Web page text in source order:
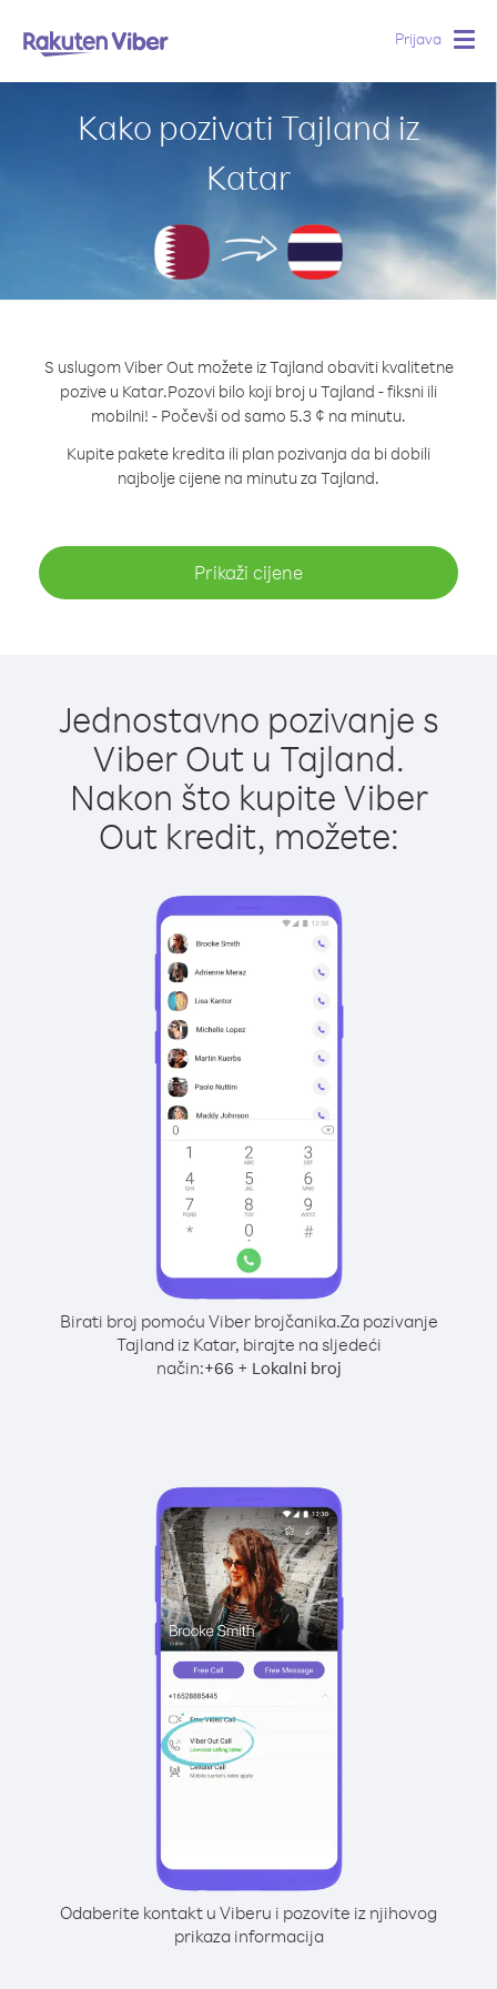
Prijava
Kako pozivati Tajland iz
Katar
S uslugom Viber Out možete iz Tajland obaviti kvalitetne
pozive u Katar.Pozovi bilo koji broj u Tajland - fiksni ili
mobilni! - Počevši od samo 5.3 ¢ na minutu.
Kupite pakete kredita ili plan pozivanja da bi dobili
najbolje cijene na minutu za Tajland.
Prikaži cijene
Jednostavno pozivanje s
Viber Out u Tajland.
Nakon što kupite Viber
Out kredit, možete:
Birati broj pomoću Viber brojčanika.Za pozivanje
Tajland iz Katar, birajte na sljedeći
način:+66 + Lokalni broj
Odaberite kontakt u Viberu i pozovite iz njihovog
prikaza informacija